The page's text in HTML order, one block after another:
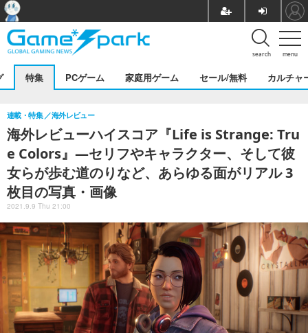
menu
search
特集 PCゲーム 家庭用ゲーム セール/無料 カルチャ
海外レビューハイスコア『Life is Strange: Tru
e Colors』―セリフやキャラクター、そして彼
女らが歩む道のりなど、あらゆる面がリアル 3
枚目の写真・画像
連載・特集 海外レビュー
2021.9.9 Thu 21:00